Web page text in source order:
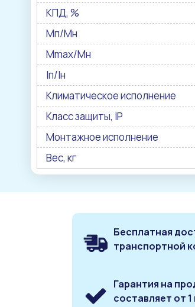
КПД, %
Мп/Мн
Мmax/Mн
Iп/Iн
Климатическое исполнение
Класс защиты, IP
Монтажное исполнение
Вес, кг
Бесплатная
транспортной
Гарантия на
составляет от